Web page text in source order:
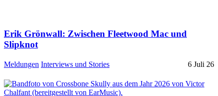
Erik Grönwall: Zwischen Fleetwood Mac und
Slipknot
Meldungen Interviews und Stories 6 Juli 26